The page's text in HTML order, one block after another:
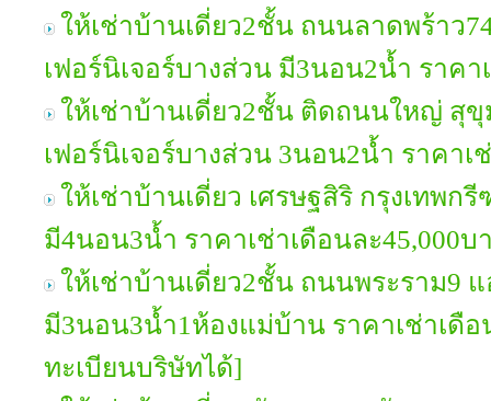
ให้เช่าบ้านเดี่ยว2ชั้น ถนนลาดพร้าว
เฟอร์นิเจอร์บางส่วน มี3นอน2น้ำ ราคา
ให้เช่าบ้านเดี่ยว2ชั้น ติดถนนใหญ่ สุขุ
เฟอร์นิเจอร์บางส่วน 3นอน2น้ำ ราคาเ
ให้เช่าบ้านเดี่ยว เศรษฐสิริ กรุงเทพก
มี4นอน3น้ำ ราคาเช่าเดือนละ45,000บ
ให้เช่าบ้านเดี่ยว2ชั้น ถนนพระราม9
มี3นอน3น้ำ1ห้องแม่บ้าน ราคาเช่าเดื
ทะเบียนบริษัทได้]